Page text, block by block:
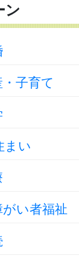
ン
子育て
まい
い者福祉